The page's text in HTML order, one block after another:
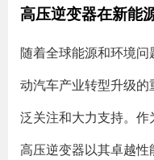
高压逆变器在新能
随着全球能源和环境
动汽车产业转型升级
泛关注和大力支持。作
高压逆变器以其卓越